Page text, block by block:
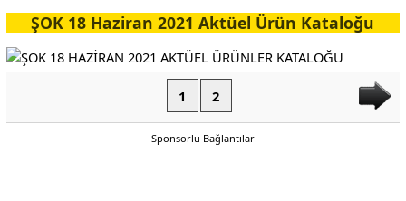
ŞOK 18 Haziran 2021 Aktüel Ürün Kataloğu
1 2
Sponsorlu Bağlantılar